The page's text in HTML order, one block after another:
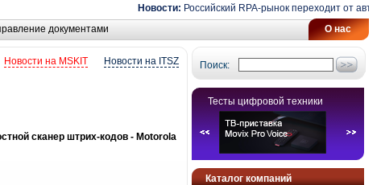
Новости: Российский RPA-рынок переходит от
О нас
документами
Поиск:
Тесты цифровой техники
Каталог компаний
Новости на ITSZ
Новости на MSKIT
сканер штрих-кодов - Motorola